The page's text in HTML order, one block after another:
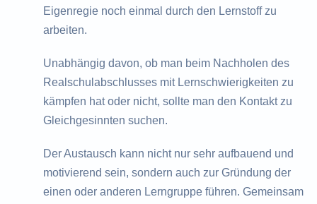
Eigenregie noch einmal durch den Lernstoff zu
arbeiten.
Unabhängig davon, ob man beim Nachholen des
Realschulabschlusses mit Lernschwierigkeiten zu
kämpfen hat oder nicht, sollte man den Kontakt zu
Gleichgesinnten suchen.
Der Austausch kann nicht nur sehr aufbauend und
motivierend sein, sondern auch zur Gründung der
einen oder anderen Lerngruppe führen. Gemeinsam